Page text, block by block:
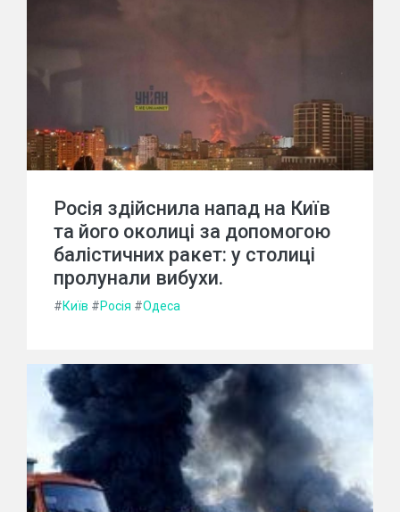
Росія здійснила напад на Київ
та його околиці за допомогою
балістичних ракет: у столиці
пролунали вибухи.
#Київ #Росія #Одеса